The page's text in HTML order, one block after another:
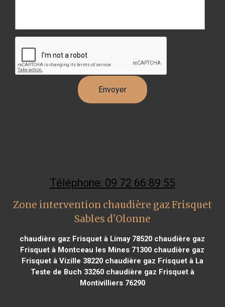
Téléphone: 09 72 66 89 55
Zone intervention chaudière gaz Frisquet
Sables d'Olonne
chaudière gaz Frisquet à Limay 78520 chaudière gaz
Frisquet à Montceau les Mines 71300 chaudière gaz
Frisquet à Vizille 38220chaudière gaz Frisquet à La
Teste de Buch 33260chaudière gaz Frisquet à
Montivilliers 76290